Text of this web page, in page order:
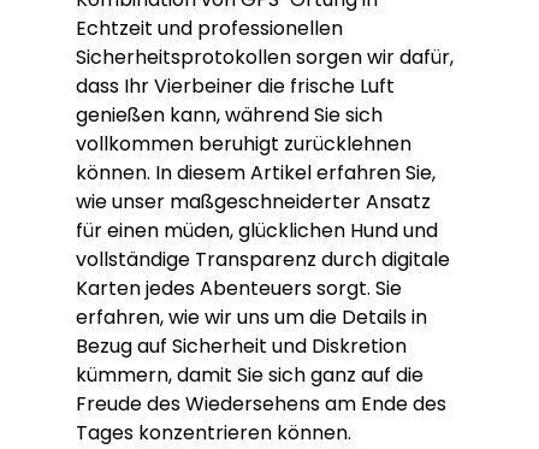
Echtzeit und professionellen
Sicherheitsprotokollen sorgen wir dafür,
dass Ihr Vierbeiner die frische Luft
genießen kann, während Sie sich
vollkommen beruhigt zurücklehnen
können. In diesem Artikel erfahren Sie,
wie unser maßgeschneiderter Ansatz
für einen müden, glücklichen Hund und
vollständige Transparenz durch digitale
Karten jedes Abenteuers sorgt. Sie
erfahren, wie wir uns um die Details in
Bezug auf Sicherheit und Diskretion
kümmern, damit Sie sich ganz auf die
Freude des Wiedersehens am Ende des
Tages konzentrieren können.